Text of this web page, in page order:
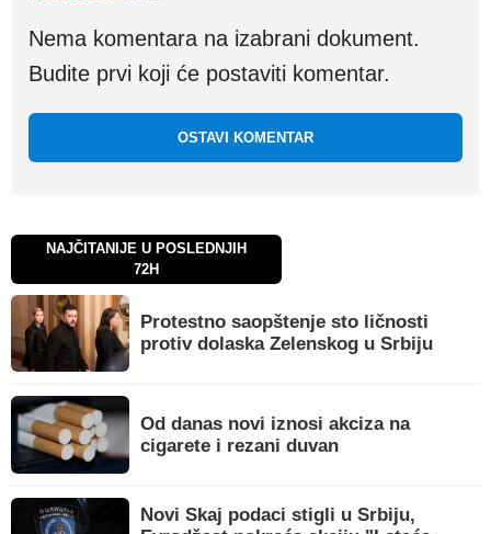
Nema komentara na izabrani dokument.
Budite prvi koji će postaviti komentar.
OSTAVI KOMENTAR
NAJČITANIJE U POSLEDNJIH
72H
Protestno saopštenje sto ličnosti
protiv dolaska Zelenskog u Srbiju
Od danas novi iznosi akciza na
cigarete i rezani duvan
Novi Skaj podaci stigli u Srbiju,